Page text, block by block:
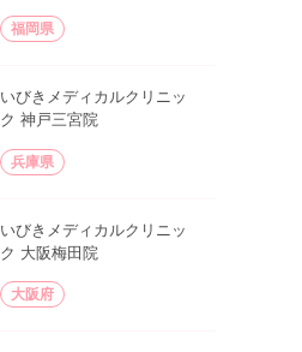
福岡県
いびきメディカルクリニッ
ク 神戸三宮院
兵庫県
いびきメディカルクリニッ
ク 大阪梅田院
大阪府